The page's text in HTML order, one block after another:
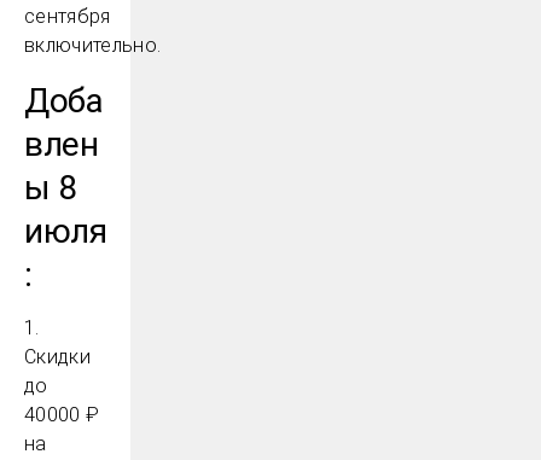
сентября
включительно.
Доба
влен
ы 8
июля
:
1.
Скидки
до
40000 ₽
на